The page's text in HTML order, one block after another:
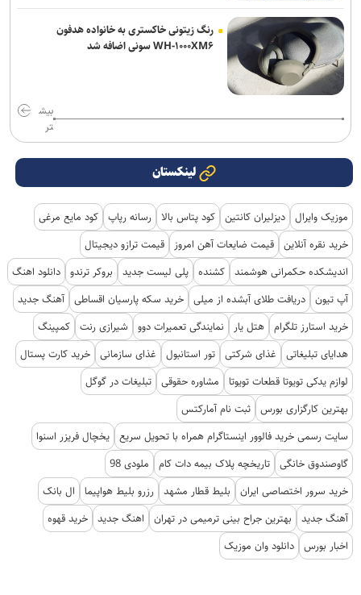
رنگ زیتونی خاکستری به خانواده هدفون
WH-۱۰۰۰XM۶ سونی اضافه شد
بیش
تر
لینکستان
موزیک وایرال دیزلیران کانتین کود پتاس بالا رسانه رپاپ کود مایع مرغی
خرید نقره آنلاین قیمت ضایعات آهن امروز
قیمت ترازو دیجیتال
اندیشکده حکمرانی هوشمند کشنده پلی لیست جدید بروکر ترندو دانلود اهنگ
آپ تیون دریافت طلای آبشده از میلی خرید سکه پارسیان اقساطی آهنگ جدید
خرید استارز تلگرام هتل یار نمایندگی تعمیرات دوو شیرازی رنت کمپینگ
هدایای تبلیغاتی
غذای شرکتی تور استانبول غذای سازمانی خرید کارت پستال
لوازم یدکی تویوتا قطعات تویوتا
مشاوره حقوقی تبلیغات در گوگل
بهترین کارگزاری بورس ثبت نام آمارکتس
سایت رسمی خرید فالوور اینستاگرام همراه با تحویل سریع یخچال فریزر اسنوا
گاوصندوق خانگی تاریخچه پلاک بیمه دات کام
ملودی 98
خرید سرور اختصاصی ایران
بلیط قطار مشهد رزرو بلیط هواپیما
ال بانک
آهنگ جدید
بهترین جراح بینی ترمیمی در تهران اهنگ جدید خرید قهوه
اخبار بورس دانلود وان موزیک